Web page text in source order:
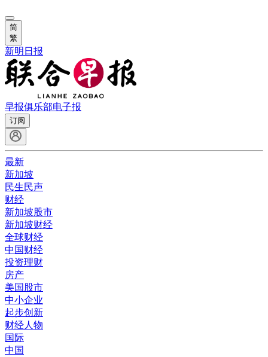
简
繁
新明日报
早报俱乐部电子报
订阅
最新
新加坡
民生民声
财经
新加坡股市
新加坡财经
全球财经
中国财经
投资理财
房产
美国股市
中小企业
起步创新
财经人物
国际
中国